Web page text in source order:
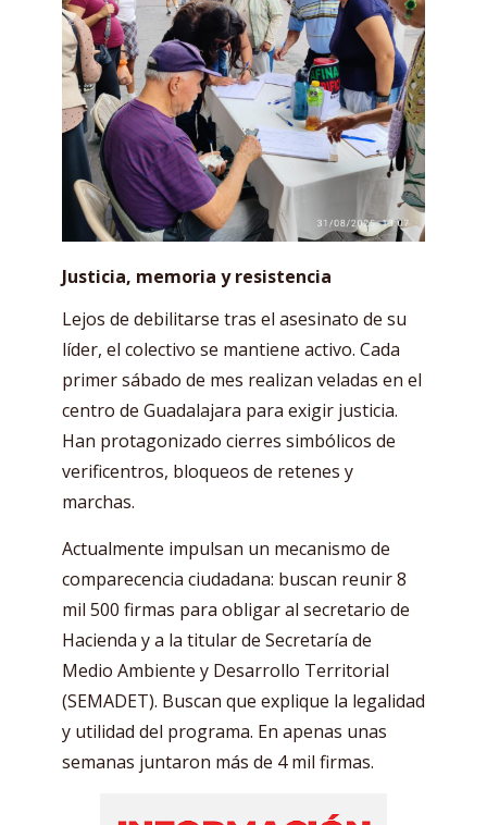
Justicia, memoria y resistencia
Lejos de debilitarse tras el asesinato de su
líder, el colectivo se mantiene activo. Cada
primer sábado de mes realizan veladas en el
centro de Guadalajara para exigir justicia.
Han protagonizado cierres simbólicos de
verificentros, bloqueos de retenes y
marchas.
Actualmente impulsan un mecanismo de
comparecencia ciudadana: buscan reunir 8
mil 500 firmas para obligar al secretario de
Hacienda y a la titular de Secretaría de
Medio Ambiente y Desarrollo Territorial
(SEMADET). Buscan que explique la legalidad
y utilidad del programa. En apenas unas
semanas juntaron más de 4 mil firmas.